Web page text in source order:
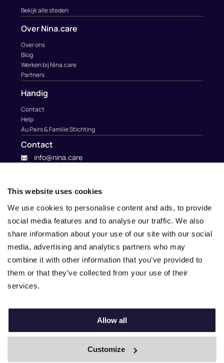
This website uses cookies
We use cookies to personalise content and ads, to provide
social media features and to analyse our traffic. We also
share information about your use of our site with our social
media, advertising and analytics partners who may
combine it with other information that you’ve provided to
them or that they’ve collected from your use of their
services.
Allow all
Customize
Bekijk alle steden
Over Nina.care
Over ons
Blog
Werken bij Nina.care
Partners
Handig
Contact
Help
Au Pairs & Familie Stichting
Contact
info@nina.care
© 2010 – 2025 Nina.care –